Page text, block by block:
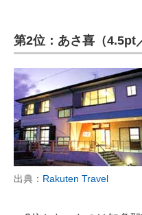
第2位：あさ喜（4.5pt
出典： Rakuten Travel